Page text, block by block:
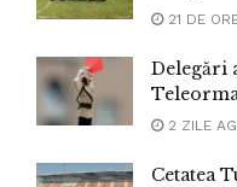
21 DE
Delegări
2 ZILE
Cetatea